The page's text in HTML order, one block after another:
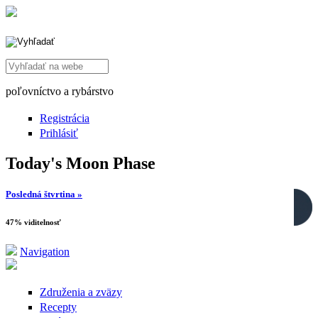
Search this site
poľovníctvo a rybárstvo
Registrácia
Prihlásiť
Today's Moon Phase
Posledná štvrtina »
47% viditelnosť
Navigation
Združenia a zväzy
Recepty